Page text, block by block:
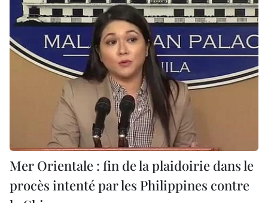
Mer Orientale : fin de la plaidoirie dans le
procès intenté par les Philippines contre